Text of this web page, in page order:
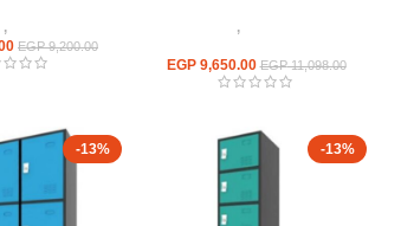
وحدات تخزين,
EGP11,098.00
EGP9,650.00
,
EGP9,200.00
-13%
-13%